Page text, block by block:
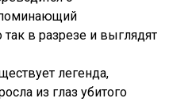
в разрезе и выглядят
легенда,
из глаз убитого